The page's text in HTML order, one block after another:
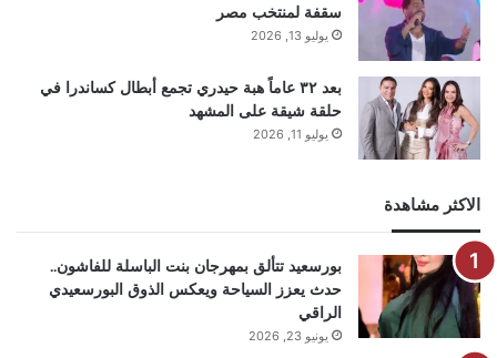
سقفة لمنتخب مصر
يوليو 13, 2026
بعد ٣٢ عاماً هبة حيدري تجمع أبطال كساندرا في
حلقة شيقة على المشهد
يوليو 11, 2026
الاكثر مشاهدة
بورسعيد تتألق بمهرجان بنت الباسلة للفاشون..
حدث يعزز السياحة ويعكس الذوق البورسعيدي
الراقي
يونيو 23, 2026